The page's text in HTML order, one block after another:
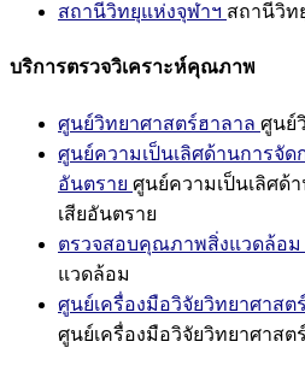
สถานีวิทยุแห่งจุฬาฯ สถานีวิท
บริการตรวจวิเคราะห์คุณภาพ
ศูนย์วิทยาศาสตร์ฮาลาล ศูนย์
ศูนย์ความเป็นเลิศด้านการจัด
อันตราย ศูนย์ความเป็นเลิศด้
เสียอันตราย
ตรวจสอบคุณภาพสิ่งแวดล้อม
แวดล้อม
ศูนย์เครื่องมือวิจัยวิทยาศาสต
ศูนย์เครื่องมือวิจัยวิทยาศาสต